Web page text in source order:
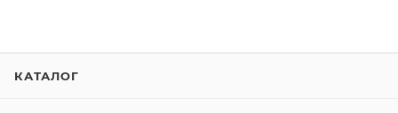
КАТАЛОГ